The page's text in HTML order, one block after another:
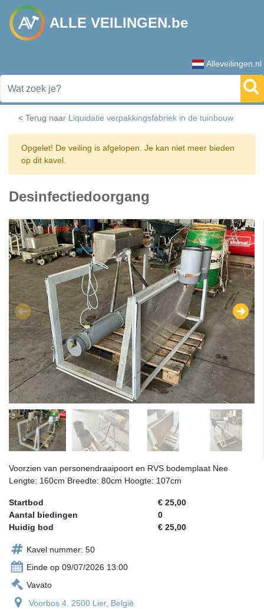
ALLE VEILINGEN.be
Alleveilingen.nl
< Terug naar Liquidatie verpakkingsfabriek in de tuinbouw
Opgelet! De veiling is afgelopen. Je kan niet meer bieden
op dit kavel.
Desinfectiedoorgang
Voorzien van personendraaipoort en RVS bodemplaat Nee
Lengte: 160cm Breedte: 80cm Hoogte: 107cm
Startbod
€ 25,00
Aantal biedingen
0
Huidig bod
€ 25,00
Kavel nummer: 50
Einde op 09/07/2026 13:00
Vavato
Voorbos 4, 2500 Lier, België